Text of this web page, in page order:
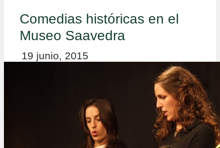
Comedias históricas en el
Museo Saavedra
19 junio, 2015